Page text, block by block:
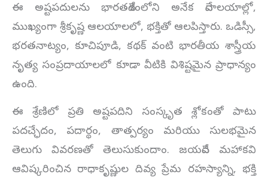
ఈ అష్టపదులను భారతదేశంలోని అనేక దేవాలయాల్లో,
ముఖ్యంగా శ్రీకృష్ణ ఆలయాలలో, భక్తితో ఆలపిస్తారు. ఒడిస్సీ,
భరతనాట్యం, కూచిపూడి, కథక్ వంటి భారతీయ శాస్త్రీయ
నృత్య సంప్రదాయాలలో కూడా వీటికి విశిష్టమైన ప్రాధాన్యం
ఉంది.
ఈ శ్రేణిలో ప్రతి అష్టపదిని సంస్కృత శ్లోకంతో పాటు
పదచ్ఛేదం, పదార్థం, తాత్పర్యం మరియు సులభమైన
తెలుగు వివరణతో తెలుసుకుందాం. జయదేవ మహాకవి
ఆవిష్కరించిన రాధాకృష్ణుల దివ్య ప్రేమ రహస్యాన్ని, భక్తి